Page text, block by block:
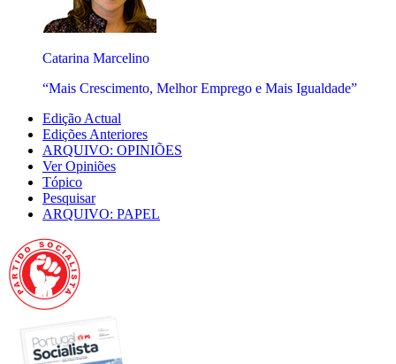
Catarina Marcelino
“Mais Crescimento, Melhor Emprego e Mais Igualdade”
Edição Actual
Edições Anteriores
ARQUIVO: OPINIÕES
Ver Opiniões
Tópico
Pesquisar
ARQUIVO: PAPEL